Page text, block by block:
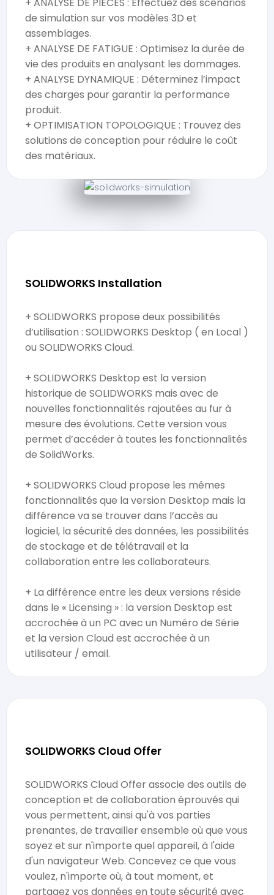
de simulation sur vos modèles 3D et
assemblages.
+ ANALYSE DE FATIGUE : Optimisez la durée de
vie des produits en analysant les dommages.
+ ANALYSE DYNAMIQUE : Déterminez l’impact
des charges pour garantir la performance
produit.
+ OPTIMISATION TOPOLOGIQUE : Trouvez des
solutions de conception pour réduire le coût
des matériaux.
SOLIDWORKS Installation
+ SOLIDWORKS propose deux possibilités
d’utilisation : SOLIDWORKS Desktop ( en Local )
ou SOLIDWORKS Cloud.
+ SOLIDWORKS Desktop est la version
historique de SOLIDWORKS mais avec de
nouvelles fonctionnalités rajoutées au fur à
mesure des évolutions. Cette version vous
permet d’accéder à toutes les fonctionnalités
de SolidWorks.
+ SOLIDWORKS Cloud propose les mêmes
fonctionnalités que la version Desktop mais la
différence va se trouver dans l’accès au
logiciel, la sécurité des données, les possibilités
de stockage et de télétravail et la
collaboration entre les collaborateurs.
+ La différence entre les deux versions réside
dans le « Licensing » : la version Desktop est
accrochée à un PC avec un Numéro de Série
et la version Cloud est accrochée à un
utilisateur / email.
SOLIDWORKS Cloud Offer
SOLIDWORKS Cloud Offer associe des outils de
conception et de collaboration éprouvés qui
vous permettent, ainsi qu'à vos parties
prenantes, de travailler ensemble où que vous
soyez et sur n'importe quel appareil, à l'aide
d'un navigateur Web. Concevez ce que vous
voulez, n'importe où, à tout moment, et
partagez vos données en toute sécurité avec